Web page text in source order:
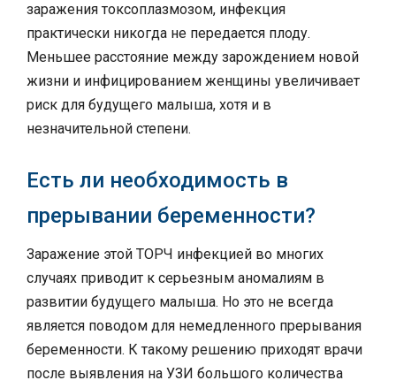
заражения токсоплазмозом, инфекция
практически никогда не передается плоду.
Меньшее расстояние между зарождением новой
жизни и инфицированием женщины увеличивает
риск для будущего малыша, хотя и в
незначительной степени.
Есть ли необходимость в
прерывании беременности?
Заражение этой ТОРЧ инфекцией во многих
случаях приводит к серьезным аномалиям в
развитии будущего малыша. Но это не всегда
является поводом для немедленного прерывания
беременности. К такому решению приходят врачи
после выявления на УЗИ большого количества